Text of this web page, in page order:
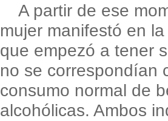
A partir de ese
mujer manifestó en
que empezó a tener
no se correspondían
consumo normal de
alcohólicas. Ambos